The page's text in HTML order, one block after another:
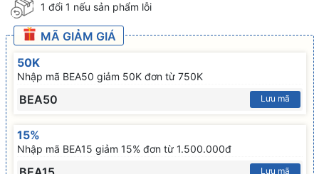
1 đổi 1 nếu sản phẩm lỗi
MÃ GIẢM GIÁ
50K
Nhập mã BEA50 giảm 50K đơn từ 750K
BEA50 Lưu mã
15%
Nhập mã BEA15 giảm 15% đơn từ 1.500.000đ
Lưu mã